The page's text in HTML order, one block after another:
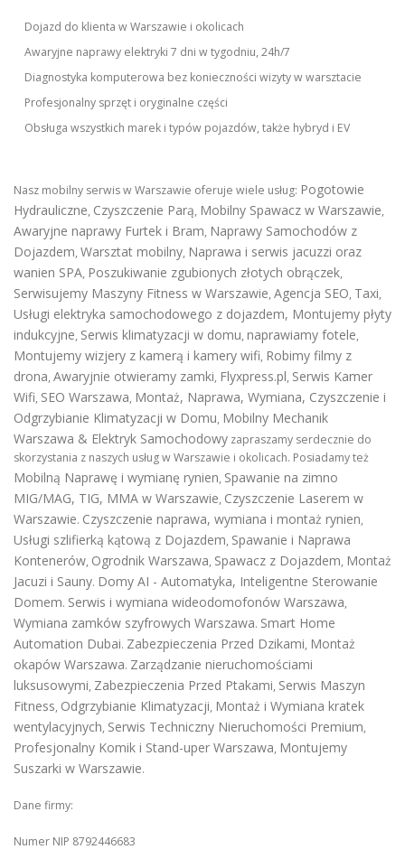
Dojazd do klienta w Warszawie i okolicach
Awaryjne naprawy elektryki 7 dni w tygodniu, 24h/7
Diagnostyka komputerowa bez konieczności wizyty w warsztacie
Profesjonalny sprzęt i oryginalne części
Obsługa wszystkich marek i typów pojazdów, także hybryd i EV
Nasz mobilny serwis w Warszawie oferuje wiele usług: Pogotowie
Hydrauliczne, Czyszczenie Parą, Mobilny Spawacz w Warszawie,
Awaryjne naprawy Furtek i Bram, Naprawy Samochodów z
Dojazdem, Warsztat mobilny, Naprawa i serwis jacuzzi oraz
wanien SPA, Poszukiwanie zgubionych złotych obrączek,
Serwisujemy Maszyny Fitness w Warszawie, Agencja SEO, Taxi,
Usługi elektryka samochodowego z dojazdem, Montujemy płyty
indukcyjne, Serwis klimatyzacji w domu, naprawiamy fotele,
Montujemy wizjery z kamerą i kamery wifi, Robimy filmy z
drona, Awaryjnie otwieramy zamki, Flyxpress.pl, Serwis Kamer
Wifi, SEO Warszawa, Montaż, Naprawa, Wymiana, Czyszczenie i
Odgrzybianie Klimatyzacji w Domu, Mobilny Mechanik
Warszawa & Elektryk Samochodowy zapraszamy serdecznie do
skorzystania z naszych usług w Warszawie i okolicach. Posiadamy też
Mobilną Naprawę i wymianę rynien, Spawanie na zimno
MIG/MAG, TIG, MMA w Warszawie, Czyszczenie Laserem w
Warszawie. Czyszczenie naprawa, wymiana i montaż rynien,
Usługi szlifierką kątową z Dojazdem, Spawanie i Naprawa
Kontenerów, Ogrodnik Warszawa, Spawacz z Dojazdem, Montaż
Jacuzi i Sauny. Domy AI - Automatyka, Inteligentne Sterowanie
Domem. Serwis i wymiana wideodomofonów Warszawa,
Wymiana zamków szyfrowych Warszawa. Smart Home
Automation Dubai. Zabezpieczenia Przed Dzikami, Montaż
okapów Warszawa. Zarządzanie nieruchomościami
luksusowymi, Zabezpieczenia Przed Ptakami, Serwis Maszyn
Fitness, Odgrzybianie Klimatyzacji, Montaż i Wymiana kratek
wentylacyjnych, Serwis Techniczny Nieruchomości Premium,
Profesjonalny Komik i Stand-uper Warszawa, Montujemy
Suszarki w Warszawie.
Dane firmy:
Numer NIP 8792446683